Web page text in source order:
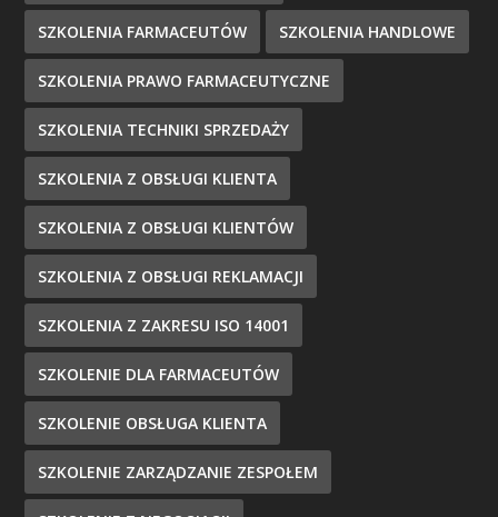
SZKOLENIA FARMACEUTÓW SZKOLENIA HANDLOWE
SZKOLENIA PRAWO FARMACEUTYCZNE
SZKOLENIA TECHNIKI SPRZEDAŻY
SZKOLENIA Z OBSŁUGI KLIENTA
SZKOLENIA Z OBSŁUGI KLIENTÓW
SZKOLENIA Z OBSŁUGI REKLAMACJI
SZKOLENIA Z ZAKRESU ISO 14001
SZKOLENIE DLA FARMACEUTÓW
SZKOLENIE OBSŁUGA KLIENTA
SZKOLENIE ZARZĄDZANIE ZESPOŁEM